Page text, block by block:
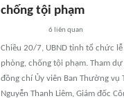
chống tội phạm
6 liên quan
Chiều 20/7, UBND tỉnh tổ chức
phòng, chống tội phạm. Tham
đồng chí Ủy viên Ban Thường vụ
Nguyễn Thanh Liêm, Giám đốc